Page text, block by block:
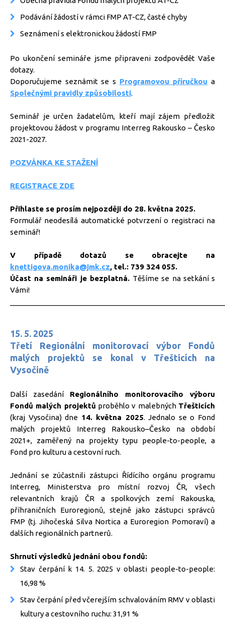
Podávání žádostí v rámci FMP AT-CZ, časté chyby
Seznámení s elektronickou žádostí FMP
Po ukončení semináře jsme připraveni zodpovědět Vaše
dotazy.
Doporučujeme seznámit se s Programovou příručkou a
Společnými pravidly způsobilosti.
Seminář je určen žadatelům, kteří mají zájem předložit
projektovou žádost v programu Interreg Rakousko – Česko
2021-2027.
POZVÁNKA KE STAŽENÍ
REGISTRACE ZDE
Přihlaste se prosím nejpozději do 28. května 2025.
Formulář neodesílá automatické potvrzení o registraci na
seminář!
V případě dotazů se obracejte na
knettigova.monika@jmk.cz, tel.: 739 324 055.
Účast na semináři je bezplatná. Těšíme se na setkání s
Vámi!
15. 5. 2025
Třetí Regionální monitorovací výbor Fondů
malých projektů se konal v Třešticích na
Vysočině
Další zasedání Regionálního monitorovacího výboru
Fondů malých projektů proběhlo v malebných Třešticích
(kraj Vysočina) dne 14. května 2025. Jednalo se o Fond
malých projektů Interreg Rakousko–Česko na období
2021+, zaměřený na projekty typu people-to-people, a
Fond pro kulturu a cestovní ruch.
Jednání se zúčastnili zástupci Řídícího orgánu programu
Interreg, Ministerstva pro místní rozvoj ČR, všech
relevantních krajů ČR a spolkových zemí Rakouska,
příhraničních Euroregionů, stejně jako zástupci správců
FMP (tj. Jihočeská Silva Nortica a Euroregion Pomoraví) a
dalších regionálních partnerů.
Shrnutí výsledků jednání obou fondů:
Stav čerpání k 14. 5. 2025 v oblasti people-to-people:
16,98 %
Stav čerpání před včerejším schvalováním RMV v oblasti
kultury a cestovního ruchu: 31,91 %